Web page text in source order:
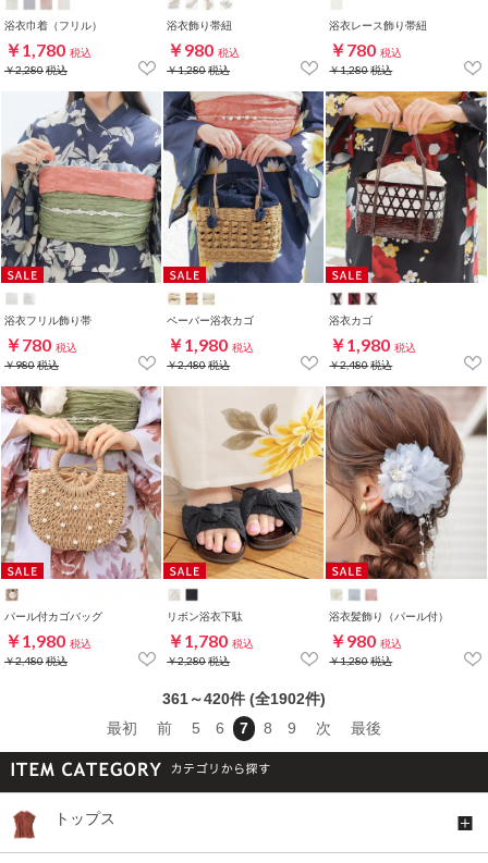
浴衣巾着（フリル）
￥1,780 税込
￥2,280税込
浴衣飾り帯紐
￥980 税込
￥1,280税込
浴衣レース飾り帯紐
￥780 税込
￥1,280税込
浴衣フリル飾り帯
￥780 税込
￥980税込
ペーパー浴衣カゴ
￥1,980 税込
￥2,480税込
浴衣カゴ
￥1,980 税込
￥2,480税込
パール付カゴバッグ
￥1,980 税込
￥2,480税込
リボン浴衣下駄
￥1,780 税込
￥2,280税込
浴衣髪飾り（パール付）
￥980 税込
￥1,280税込
361～420件 (全1902件)
最初
前 5 6 7 8 9 次 最後
トップス